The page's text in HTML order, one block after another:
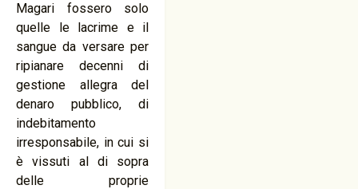
Magari fossero solo
quelle le lacrime e il
sangue da versare per
ripianare decenni di
gestione allegra del
denaro pubblico, di
indebitamento
irresponsabile, in cui si
è vissuti al di sopra
delle proprie